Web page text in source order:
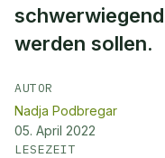
werden sollen.
AUTOR
Nadja Podbregar
05. April 2022
LESEZEIT